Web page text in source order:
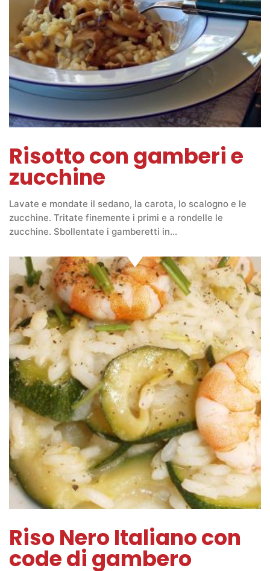
Risotto con gamberi e
zucchine
Lavate e mondate il sedano, la carota, lo scalogno e le
zucchine. Tritate finemente i primi e a rondelle le
zucchine. Sbollentate i gamberetti in…
Riso Nero Italiano con
code di gambero